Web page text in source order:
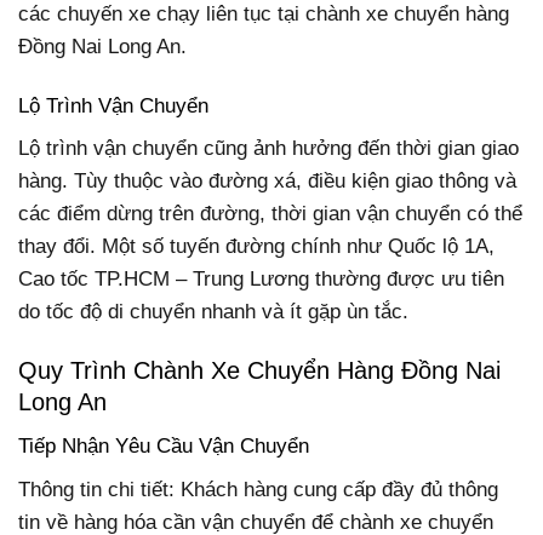
các chuyến xe chạy liên tục tại chành xe chuyển hàng
Đồng Nai Long An.
Lộ Trình Vận Chuyển
Lộ trình vận chuyển cũng ảnh hưởng đến thời gian giao
hàng. Tùy thuộc vào đường xá, điều kiện giao thông và
các điểm dừng trên đường, thời gian vận chuyển có thể
thay đổi. Một số tuyến đường chính như Quốc lộ 1A,
Cao tốc TP.HCM – Trung Lương thường được ưu tiên
do tốc độ di chuyển nhanh và ít gặp ùn tắc.
Quy Trình Chành Xe Chuyển Hàng Đồng Nai
Long An
Tiếp Nhận Yêu Cầu Vận Chuyển
Thông tin chi tiết: Khách hàng cung cấp đầy đủ thông
tin về hàng hóa cần vận chuyển để chành xe chuyển